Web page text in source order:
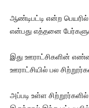
ஆண்டிபட்டி என்ற
என்பது எத்தனை
இது ஊராட்சிகளின்
ஊராட்சியில் பல
அப்படி உள்ள